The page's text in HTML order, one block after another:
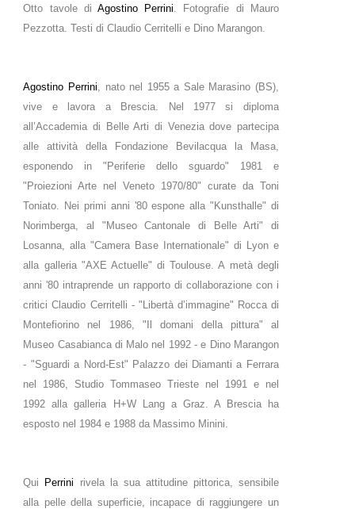
Otto tavole di Agostino Perrini. Fotografie di Mauro
Pezzotta. Testi di Claudio Cerritelli e Dino Marangon.
Agostino Perrini, nato nel 1955 a Sale Marasino (BS),
vive e lavora a Brescia. Nel 1977 si diploma
all’Accademia di Belle Arti di Venezia dove partecipa
alle attività della Fondazione Bevilacqua la Masa,
esponendo in "Periferie dello sguardo" 1981 e
"Proiezioni Arte nel Veneto 1970/80" curate da Toni
Toniato. Nei primi anni '80 espone alla "Kunsthalle" di
Norimberga, al "Museo Cantonale di Belle Arti" di
Losanna, alla "Camera Base Internationale" di Lyon e
alla galleria "AXE Actuelle" di Toulouse. A metà degli
anni '80 intraprende un rapporto di collaborazione con i
critici Claudio Cerritelli - "Libertà d’immagine" Rocca di
Montefiorino nel 1986, "Il domani della pittura" al
Museo Casabianca di Malo nel 1992 - e Dino Marangon
- "Sguardi a Nord-Est" Palazzo dei Diamanti a Ferrara
nel 1986, Studio Tommaseo Trieste nel 1991 e nel
1992 alla galleria H+W Lang a Graz. A Brescia ha
esposto nel 1984 e 1988 da Massimo Minini.
Qui Perrini rivela la sua attitudine pittorica, sensibile
alla pelle della superficie, incapace di raggiungere un